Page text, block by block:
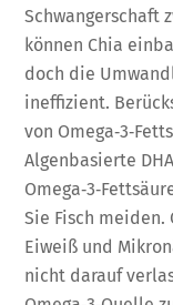
Schwangerschaft
können Chia
doch die
ineffizient.
von
Algenbasierte
Sie Fisch
Eiweiß und
nicht darauf